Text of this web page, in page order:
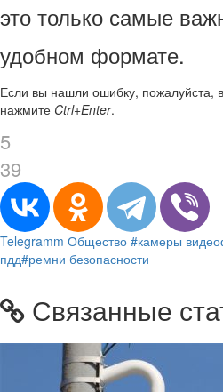
это только самые
удобном формате.
Если вы нашли ошибку, пожалуйста,
нажмите Ctrl+Enter.
5
39
Telegramm Общество #камеры
пдд#ремни безопасности
Связанные